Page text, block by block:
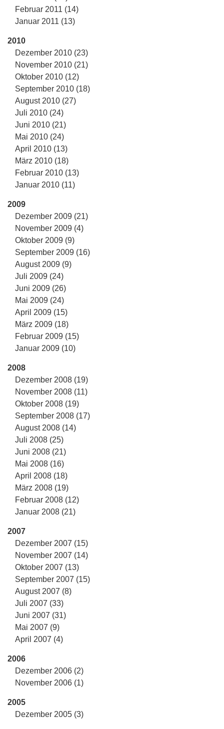
Februar 2011 (14)
Januar 2011 (13)
2010
Dezember 2010 (23)
November 2010 (21)
Oktober 2010 (12)
September 2010 (18)
August 2010 (27)
Juli 2010 (24)
Juni 2010 (21)
Mai 2010 (24)
April 2010 (13)
März 2010 (18)
Februar 2010 (13)
Januar 2010 (11)
2009
Dezember 2009 (21)
November 2009 (4)
Oktober 2009 (9)
September 2009 (16)
August 2009 (9)
Juli 2009 (24)
Juni 2009 (26)
Mai 2009 (24)
April 2009 (15)
März 2009 (18)
Februar 2009 (15)
Januar 2009 (10)
2008
Dezember 2008 (19)
November 2008 (11)
Oktober 2008 (19)
September 2008 (17)
August 2008 (14)
Juli 2008 (25)
Juni 2008 (21)
Mai 2008 (16)
April 2008 (18)
März 2008 (19)
Februar 2008 (12)
Januar 2008 (21)
2007
Dezember 2007 (15)
November 2007 (14)
Oktober 2007 (13)
September 2007 (15)
August 2007 (8)
Juli 2007 (33)
Juni 2007 (31)
Mai 2007 (9)
April 2007 (4)
2006
Dezember 2006 (2)
November 2006 (1)
2005
Dezember 2005 (3)